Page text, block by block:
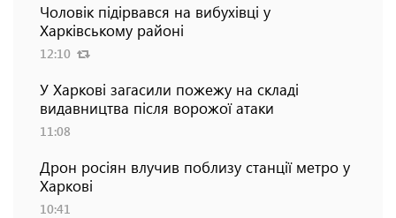
Чоловік підірвався на вибухівці у
Харківському районі
12:10
У Харкові загасили пожежу на складі
видавництва після ворожої атаки
11:08
Дрон росіян влучив поблизу станції метро у
Харкові
10:41